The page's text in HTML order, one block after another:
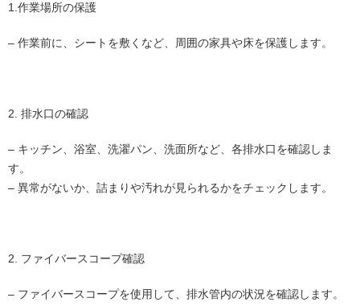
1.作業場所の保護
– 作業前に、シートを敷くなど、周囲の家具や床を保護します。
2. 排水口の確認
– キッチン、浴室、洗濯パン、洗面所など、各排水口を確認しま
す。
– 異常がないか、詰まりや汚れが見られるかをチェックします。
2. ファイバースコープ確認
– ファイバースコープを使用して、排水管内の状況を確認します。